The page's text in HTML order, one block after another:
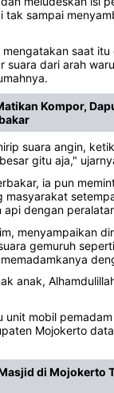
tak sampai
mengatakan saat
suara dari arah
Kompor,
suara angin,
gitu aja,"
ia pun
masyarakat
api dengan
menyampaikan
gemuruh
anak,
unit mobil
Mojokerto
di Mojokerto